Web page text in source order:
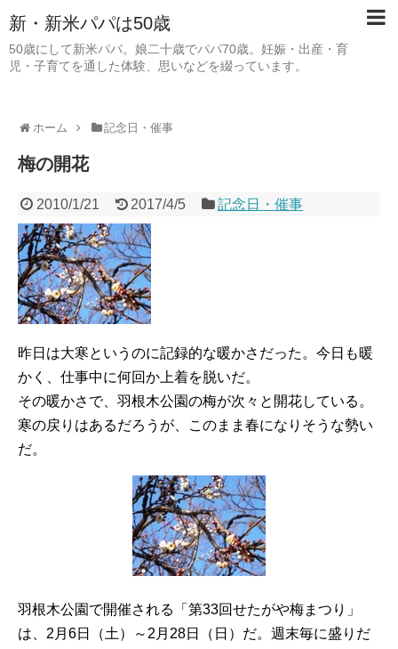
新・新米パパは50歳
50歳にして新米パパ。娘二十歳でパパ70歳。妊娠・出産・育
児・子育てを通した体験、思いなどを綴っています。
ホーム 記念日・催事
梅の開花
2010/1/21 2017/4/5 記念日・催事
昨日は大寒というのに記録的な暖かさだった。今日も暖
かく、仕事中に何回か上着を脱いだ。
その暖かさで、羽根木公園の梅が次々と開花している。
寒の戻りはあるだろうが、このまま春になりそうな勢い
だ。
羽根木公園で開催される「第33回せたがや梅まつり」
は、2月6日（土）～2月28日（日）だ。週末毎に盛りだ